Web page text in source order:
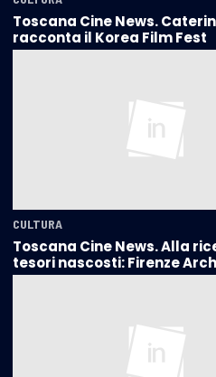
Toscana Cine News.
racconta il Korea Film Fest
CULTURA
Toscana Cine News. Alla
tesori nascosti: Firenze